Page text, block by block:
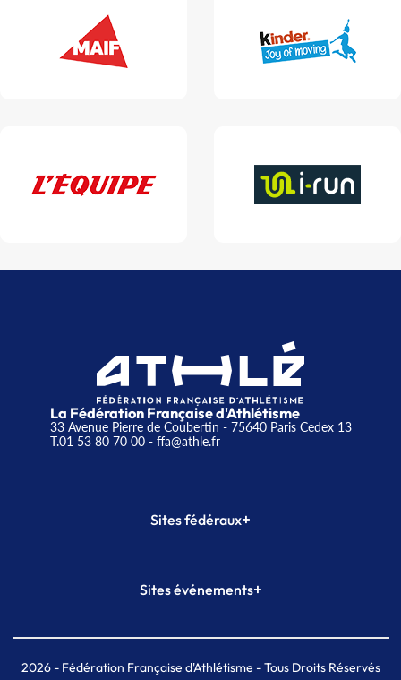
La Fédération Française d'Athlétisme
33 Avenue Pierre de Coubertin - 75640 Paris Cedex 13
T.01 53 80 70 00- ffa@athle.fr
Sites fédéraux+
Plateforme Formation
Sites événements+
Meeting de Paris indoor
MAIF Ekiden de Paris
2026- Fédération Française d'Athlétisme - Tous Droits Réservés